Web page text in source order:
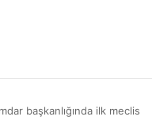
başkanlığında ilk meclis